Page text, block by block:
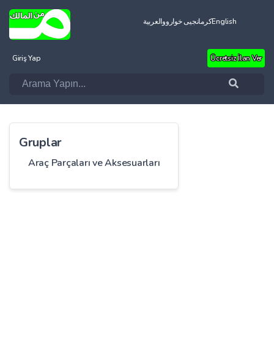
العربيةکرمانجیی خوارووEnglish
Giriş Yap Ücretsiz İlan Ver
Gruplar
Araç Parçaları ve Aksesuarları